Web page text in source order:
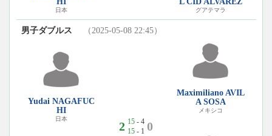
日本 グアテマラ
男子ダブルス （2025-05-08 22:45）
Yudai NAGAFUC
HI
日本
2 15- 4
15- 1 0
Maximiliano AVIL
A SOSA
メキシコ